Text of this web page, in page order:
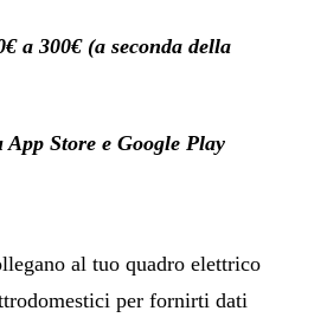
a 300€ (a seconda della
Store e Google Play
al tuo quadro elettrico
per fornirti dati